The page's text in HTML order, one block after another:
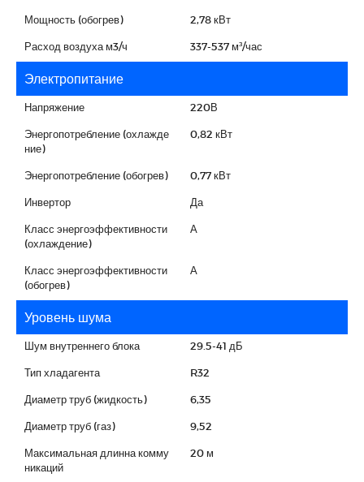
Мощность (обогрев) 2,78 кВт
Расход воздуха м3/ч 337-537 м³/час
Электропитание
Напряжение 220В
Энергопотребление (охлажде
ние)
0,82 кВт
Энергопотребление (обогрев) 0,77 кВт
Инвертор Да
Класс энергоэффективности
(охлаждение)
А
Класс энергоэффективности
(обогрев)
А
Уровень шума
Шум внутреннего блока 29.5-41 дБ
Тип хладагента R32
Диаметр труб (жидкость) 6,35
Диаметр труб (газ) 9,52
Максимальная длинна комму
никаций
20 м